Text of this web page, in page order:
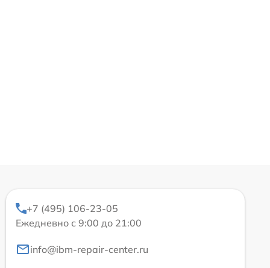
+7 (495) 106-23-05
Ежедневно с 9:00 до 21:00
info@ibm-repair-center.ru